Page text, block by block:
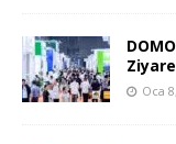
Oca